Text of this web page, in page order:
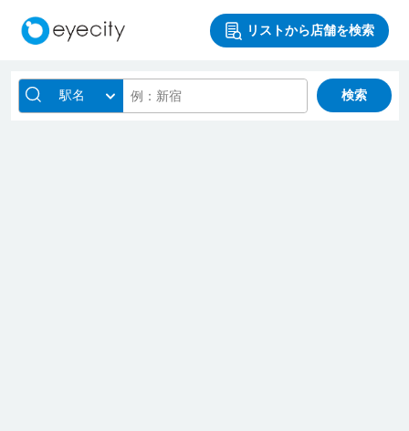
リストから店舗を検索
駅名 検索